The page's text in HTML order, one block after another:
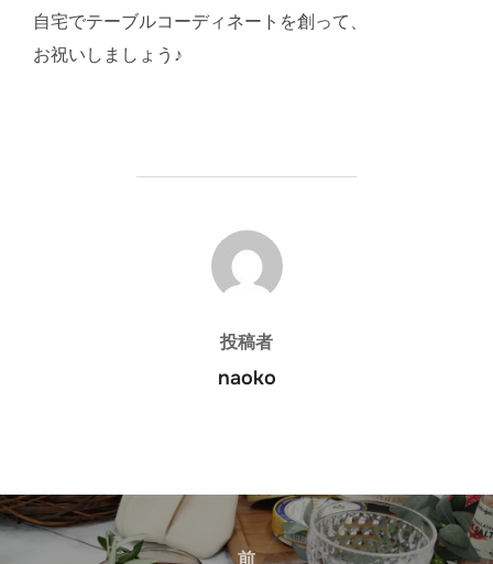
自宅でテーブルコーディネートを創って、
お祝いしましょう♪
投稿者
投稿者
naoko
投
前
前